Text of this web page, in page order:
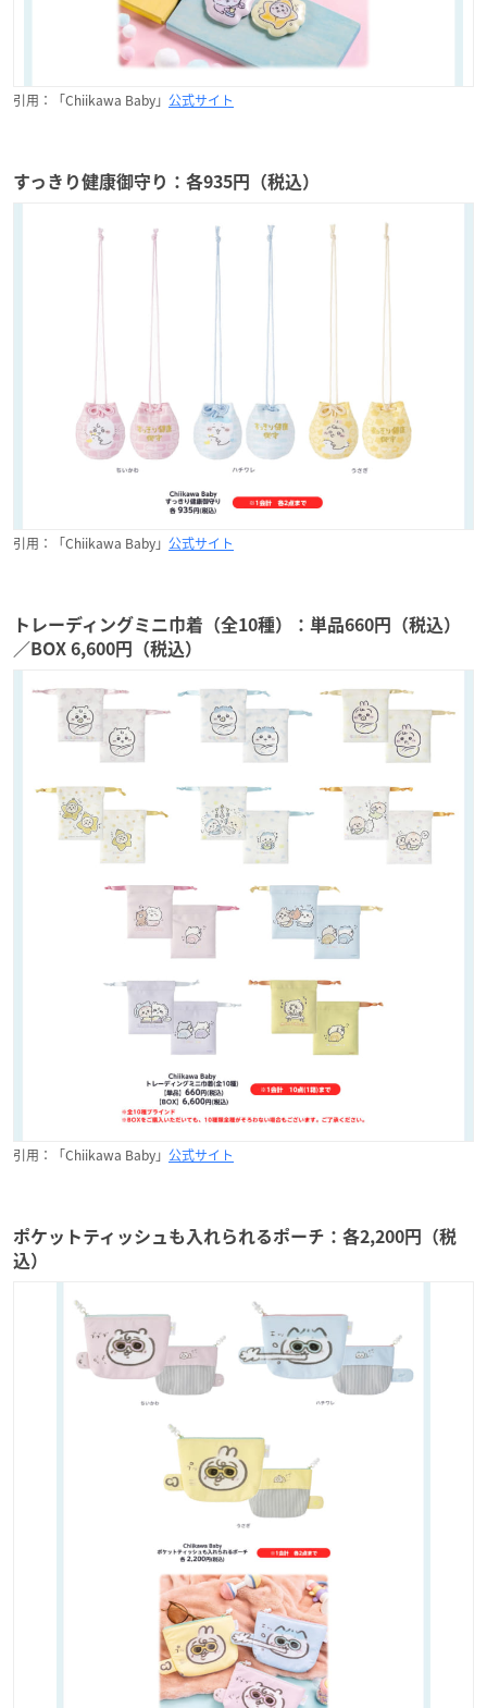
引用：「Chiikawa Baby」 公式サイト
すっきり健康御守り：各935円（税込）
引用：「Chiikawa Baby」 公式サイト
トレーディングミニ巾着（全10種）：単品660円（税込）
／BOX 6,600円（税込）
引用：「Chiikawa Baby」 公式サイト
ポケットティッシュも入れられるポーチ：各2,200円（税
込）